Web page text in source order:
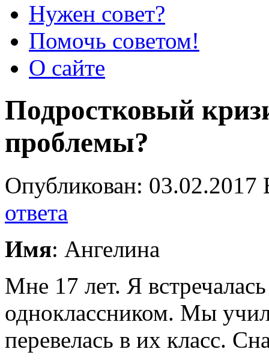
Нужен совет?
Помочь советом!
О сайте
Подростковый
проблемы?
Опубликован:
ответа
Имя: Ангелина
Мне 17 лет. Я
одноклассником. Мы
перевелась в их класс.